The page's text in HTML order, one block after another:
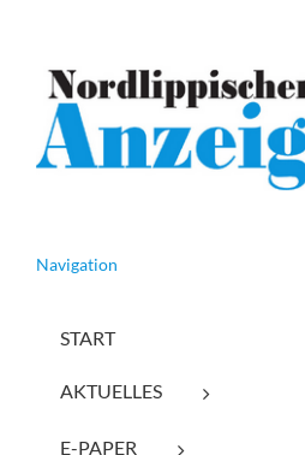
Navigation
START
AKTUELLES
E-PAPER